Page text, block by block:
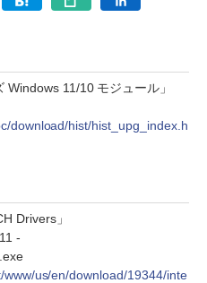
Windows 11/10 モジュール」
download/hist/hist_upg_index.h
Drivers」
-
us/en/download/19344/inte